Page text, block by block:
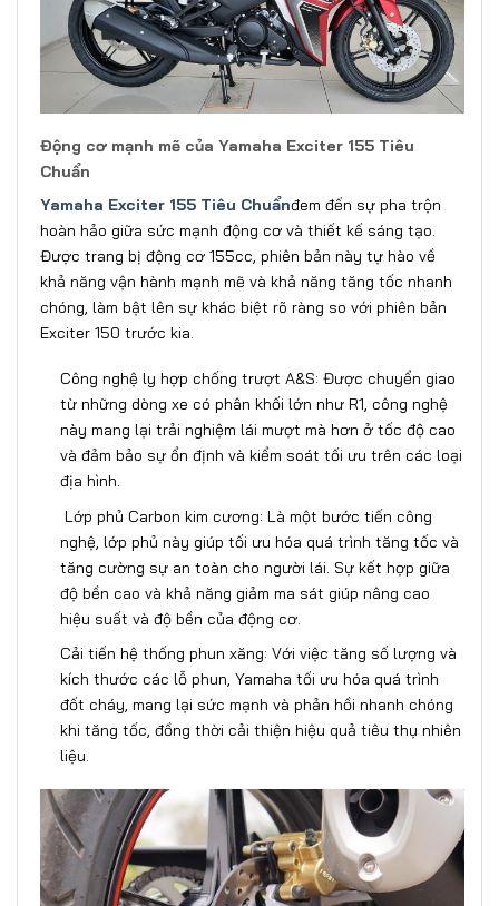
Động cơ mạnh mẽ của Yamaha Exciter 155 Tiêu
Chuẩn
Yamaha Exciter 155 Tiêu Chuẩnđem đến sự pha trộn
hoàn hảo giữa sức mạnh động cơ và thiết kế sáng tạo.
Được trang bị động cơ 155cc, phiên bản này tự hào về
khả năng vận hành mạnh mẽ và khả năng tăng tốc nhanh
chóng, làm bật lên sự khác biệt rõ ràng so với phiên bản
Exciter 150 trước kia.
Công nghệ ly hợp chống trượt A&S: Được chuyển giao
từ những dòng xe có phân khối lớn như R1, công nghệ
này mang lại trải nghiệm lái mượt mà hơn ở tốc độ cao
và đảm bảo sự ổn định và kiểm soát tối ưu trên các loại
địa hình.
Lớp phủ Carbon kim cương: Là một bước tiến công
nghệ, lớp phủ này giúp tối ưu hóa quá trình tăng tốc và
tăng cường sự an toàn cho người lái. Sự kết hợp giữa
độ bền cao và khả năng giảm ma sát giúp nâng cao
hiệu suất và độ bền của động cơ.
Cải tiến hệ thống phun xăng: Với việc tăng số lượng và
kích thước các lỗ phun, Yamaha tối ưu hóa quá trình
đốt cháy, mang lại sức mạnh và phản hồi nhanh chóng
khi tăng tốc, đồng thời cải thiện hiệu quả tiêu thụ nhiên
liệu.